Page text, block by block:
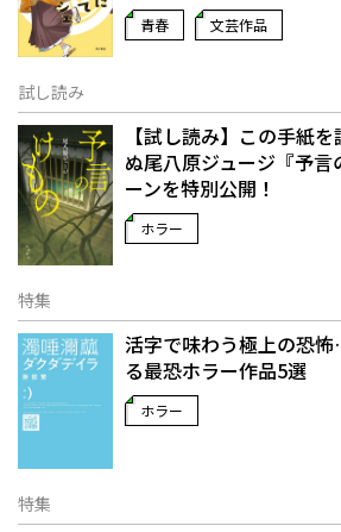
青春 文芸作品
試し読み
【試し読み】この手紙
ぬ――尾八原ジュージ『予
ーンを特別公開！
ホラー
特集
活字で味わう極上の恐
る最恐ホラー作品5選
ホラー
特集